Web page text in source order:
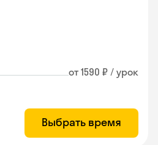
от 1590 ₽ / урок
Выбрать время